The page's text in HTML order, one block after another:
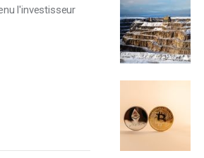
l'investisseur